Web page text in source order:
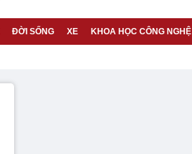
ĐỜI SỐNG XE KHOA HỌC CÔNG NGHỆ